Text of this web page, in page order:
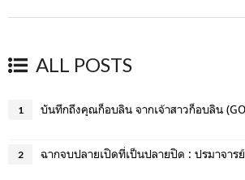
ALL POSTS
1
2